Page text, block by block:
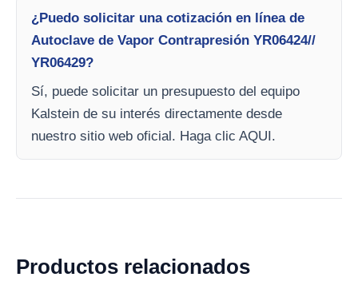
¿Puedo solicitar una cotización en línea de
Autoclave de Vapor Contrapresión YR06424//
YR06429?
Sí, puede solicitar un presupuesto del equipo
Kalstein de su interés directamente desde
nuestro sitio web oficial. Haga clic AQUI.
Productos relacionados